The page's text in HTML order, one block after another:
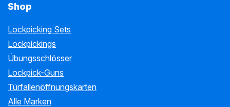
Shop
Lockpicking Sets
Lockpickings
Übungsschlösser
Lockpick-Guns
Türfallenöffnungskarten
Alle Marken